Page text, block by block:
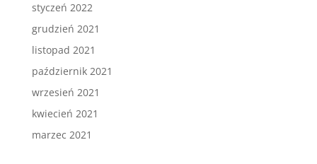
styczeń 2022
grudzień 2021
listopad 2021
październik 2021
wrzesień 2021
kwiecień 2021
marzec 2021